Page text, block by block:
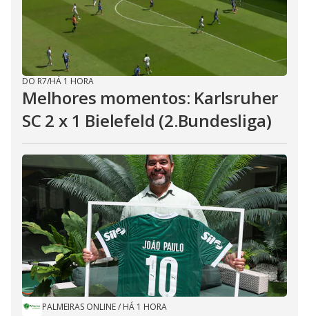
DO R7/HÁ 1 HORA
Melhores momentos: Karlsruher
SC 2 x 1 Bielefeld (2.Bundesliga)
PALMEIRAS ONLINE/ HÁ 1 HORA